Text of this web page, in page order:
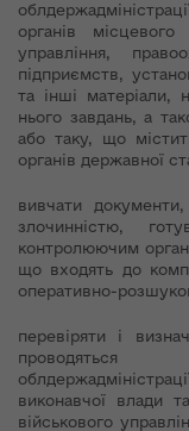
органів місцевого
управління,
підприємств,
та інші матеріали,
нього завдань, а
або таку, що
органів державної
вивчати
злочинністю,
контролюючим
що входять до
оперативно-
перевіряти і
проводяться
виконавчої влади
військового